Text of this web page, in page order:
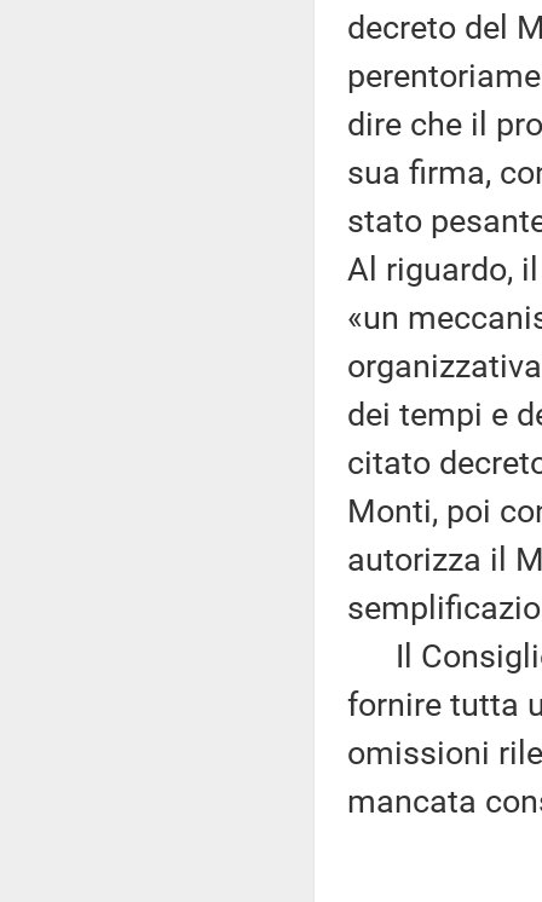
decreto del
dire che il
sua firma,
stato
Al riguardo,
«un
dei tempi e
citato
Monti, poi
autorizza il
Il
fornire tutta
omissioni
mancata